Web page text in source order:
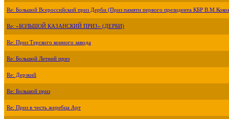
Re: Большой Всероссийский приз Дерби (Приз памяти первого президента КБР
Re: «БОЛЬШОЙ КАЗАНСКИЙ ПРИЗ» (ДЕРБИ)
Re: Приз Терского конного завода
Re: Большой Летний приз
Re: Дерзкий
Re: Большой приз
Re: Приз в честь жеребца Арт